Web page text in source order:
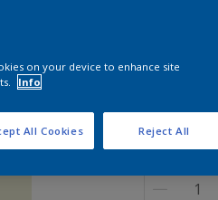
Grootte
Aantal
on your device to enhance site
Info
Reject All
All Cookies